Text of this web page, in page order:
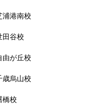
浦港南校
田谷校
由が丘校
歳烏山校
橋校